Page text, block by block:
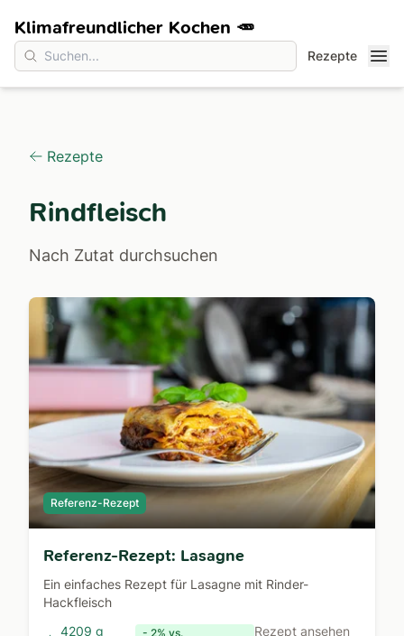
Rezepte
Klimafreundlicher Kochen 🥕
Rezepte
Rindfleisch
Nach Zutat durchsuchen
Referenz-Rezept
Referenz-Rezept: Lasagne
Ein einfaches Rezept für Lasagne mit Rinder-
Hackfleisch
4209 g
- 2% vs.
Rezept ansehen